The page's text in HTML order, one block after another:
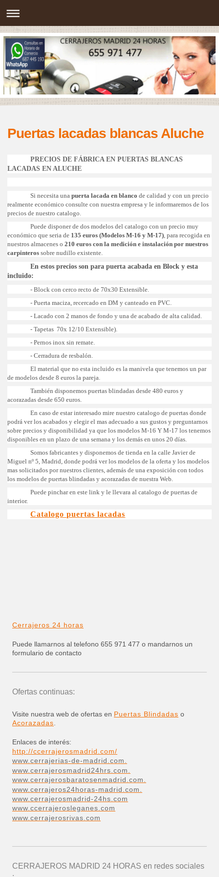
Puertas lacadas blancas Aluche
PRECIOS DE FÁBRICA EN PUERTAS BLANCAS
LACADAS EN ALUCHE
Si necesita unapuerta lacada en blanco de calidad y con un precio
realmente económico consulte con nuestra empresa y le informaremos de los
precios de nuestro catalogo.
Puede disponer de dos modelos del catalogo con un precio muy
económico que seria de 135 euros (Modelos M-16 y M-17), para recogida en
nuestros almacenes o 210 euros con la medición e instalación por nuestros
carpinteros sobre nudillo existente.
En estos precios son para puerta acabada en Block y esta
incluido:
- Block con cerco recto de 70x30 Extensible.
- Puerta maciza, recercado en DM y canteado en PVC.
- Lacado con 2 manos de fondo y una de acabado de alta calidad.
- Tapetas 70x 12/10 Extensible).
- Pernos inox sin remate.
- Cerradura de resbalón.
El material que no esta incluido es la manivela que tenemos un par
de modelos desde 8 euros la pareja.
También disponemos puertas blindadas desde 480 euros y
acorazadas desde 650 euros.
En caso de estar interesado mire nuestro catalogo de puertas donde
podrá ver los acabados y elegir el mas adecuado a sus gustos y preguntarnos
sobre precios y disponibilidad ya que los modelos M-16 Y M-17 los tenemos
disponibles en un plazo de una semana y los demás en unos 20 días.
Somos fabricantes y disponemos de tienda en la calle Javier de
Miguel nº 5, Madrid, donde podrá ver los modelos de la oferta y los modelos
mas solicitados por nuestros clientes, además de una exposición con todos
los modelos de puertas blindadas y acorazadas de nuestra Web.
Puede pinchar en este link y le llevara al catalogo de puertas de
interior.
Catalogo puertas lacadas
Cerrajeros 24 horas
Puede llamarnos al telefono 655 971 477 o mandarnos un
formulario de contacto
Ofertas continuas:
Visite nuestra web de ofertas en Puertas Blindadas o
Acorazadas
Enlaces de interés:
http://ccerrajerosmadrid.com/
www.cerrajerias-de-madrid.com.
www.cerrajerosmadrid24hrs.com.
www.cerrajerosbaratosenmadrid.com.
www.cerrajeros24horas-madrid.com.
www.cerrajerosmadrid-24hs.com
www.ccerrajerosleganes.com
www.cerrajerosrivas.com
CERRAJEROS MADRID 24 HORAS en redes sociales